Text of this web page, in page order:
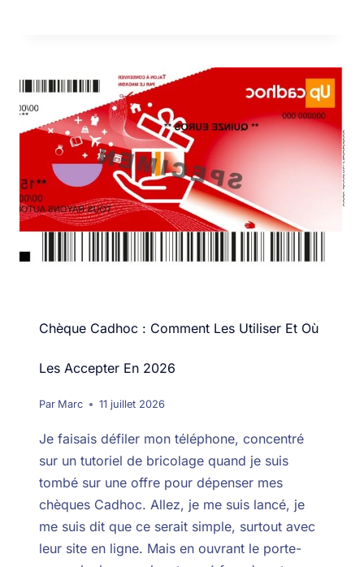
Chèque Cadhoc : Comment Les Utiliser Et Où
Les Accepter En 2026
Par Marc 11 juillet 2026
Je faisais défiler mon téléphone, concentré
sur un tutoriel de bricolage quand je suis
tombé sur une offre pour dépenser mes
chèques Cadhoc. Allez, je me suis lancé, je
me suis dit que ce serait simple, surtout avec
leur site en ligne. Mais en ouvrant le porte-